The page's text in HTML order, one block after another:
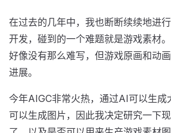
在过去的几年中，我也断断续续地进
开发，碰到的一个难题就是游戏素材
好像没有那么难写，但游戏原画和动
进展。
今年AIGC非常火热，通过AI可以生成
可以生成图片，因此我决定研究一下